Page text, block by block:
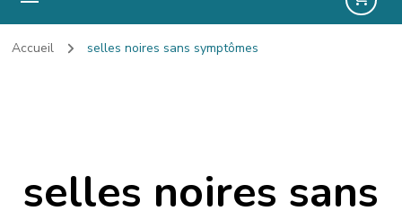
Accueil selles noires sans symptômes
selles noires sans